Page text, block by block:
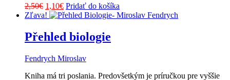
2,50€ Pôvodná
cena
2,50€.
1,10€Aktuálna
cena
1,10€.
Pridať do košíka
Zľava!
Přehled biologie
Fendrych Miroslav
Kniha má tri poslania. Predovšetkým je príručkou pre vyššie